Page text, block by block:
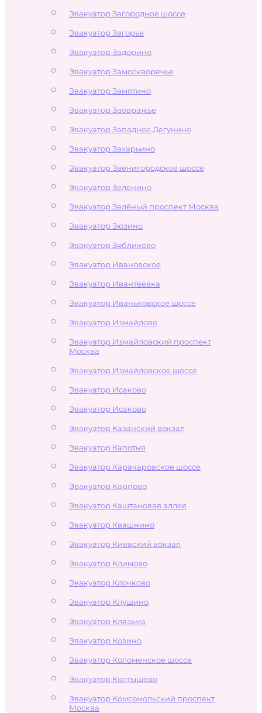
Эвакуатор Загородное шоссе
Эвакуатор Загорье
Эвакуатор Задорино
Эвакуатор Замоскворечье
Эвакуатор Замятино
Эвакуатор Заовражье
Эвакуатор Западное Дегунино
Эвакуатор Захарьино
Эвакуатор Звенигородское шоссе
Эвакуатор Зеленино
Эвакуатор Зелёный проспект Москва
Эвакуатор Зюзино
Эвакуатор Зябликово
Эвакуатор Ивановское
Эвакуатор Ивантеевка
Эвакуатор Иваньковское шоссе
Эвакуатор Измайлово
Эвакуатор Измайловский проспект
Москва
Эвакуатор Измайловское шоссе
Эвакуатор Исаково
Эвакуатор Исаково
Эвакуатор Казанский вокзал
Эвакуатор Капотня
Эвакуатор Карачаровское шоссе
Эвакуатор Карпово
Эвакуатор Каштановая аллея
Эвакуатор Квашнино
Эвакуатор Киевский вокзал
Эвакуатор Климово
Эвакуатор Клочково
Эвакуатор Клушино
Эвакуатор Клязьма
Эвакуатор Козино
Эвакуатор Коломенское шоссе
Эвакуатор Колтышево
Эвакуатор Комсомольский проспект
Москва